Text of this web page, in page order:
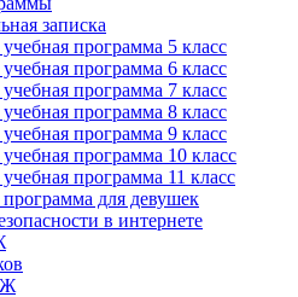
записка
программа 5 класс
программа 6 класс
программа 7 класс
программа 8 класс
программа 9 класс
программа 10 класс
программа 11 класс
программа для девушек
в интернете